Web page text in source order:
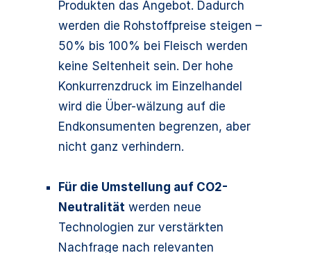
Produkten das Angebot. Dadurch
werden die Rohstoffpreise steigen –
50% bis 100% bei Fleisch werden
keine Seltenheit sein. Der hohe
Konkurrenzdruck im Einzelhandel
wird die Über-wälzung auf die
Endkonsumenten begrenzen, aber
nicht ganz verhindern.
Für die Umstellung auf CO2-
Neutralität werden neue
Technologien zur verstärkten
Nachfrage nach relevanten